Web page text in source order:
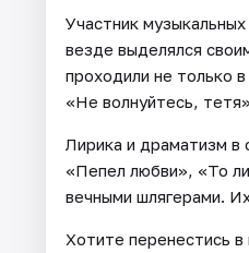
Участник
везде выделялся
проходили не только
«Не волнуйтесь,
Лирика и драматизм в
«Пепел любви», «То
вечными шлягерами.
Хотите перенестись